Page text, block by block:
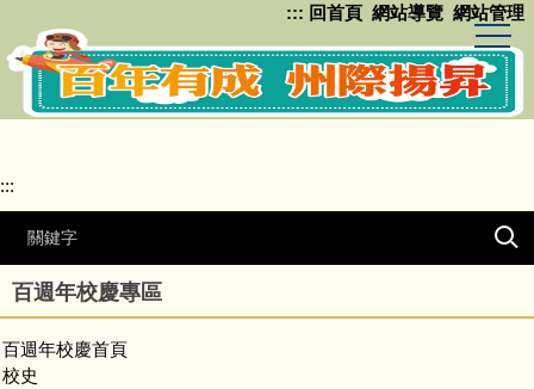
到
主
內
::: 回首頁 網站導覽 網站管理
:::
百週年校慶專區
百週年校慶首頁
校史